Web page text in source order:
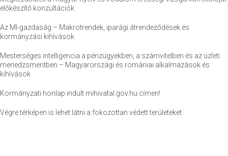
előkészítő konzultációk
Az MI-gazdaság – Makrotrendek, iparági átrendeződések és
kormányzási kihívások
Mesterséges intelligencia a pénzügyekben, a számvitelben és az üzleti
menedzsmentben – Magyarországi és romániai alkalmazások és
kihívások
Kormányzati honlap indult mihivatal.gov.hu címen!
Végre térképen is lehet látni a fokozottan védett területeket